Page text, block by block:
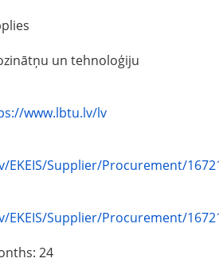
un tehnoloģiju
www.lbtu.lv/lv
EKEIS/Supplier/Procurement/
EKEIS/Supplier/Procurement/
24